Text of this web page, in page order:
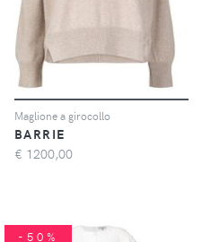
Maglione a girocollo
BARRIE
€ 1200,00
-50%